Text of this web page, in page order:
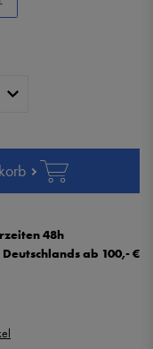
48h
ab 100,- €